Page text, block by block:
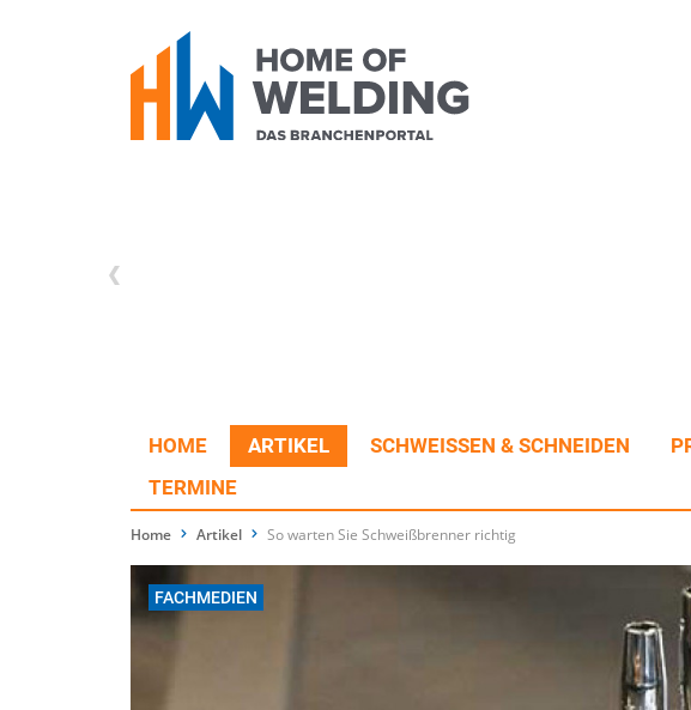
HOME ARTIKEL SCHWEISSEN & SCHNEIDEN
TERMINE
Home Artikel So warten Sie Schweißbrenner richtig
FACHMEDIEN